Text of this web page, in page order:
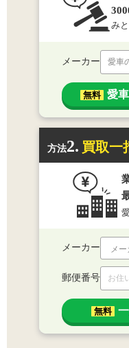
み
メーカー 愛車
無料 愛
方法2. 買取一
メーカー
郵便番号
無料